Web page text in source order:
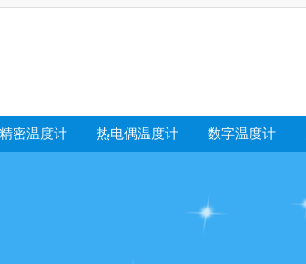
精密温度计 热电偶温度计 数字温度计